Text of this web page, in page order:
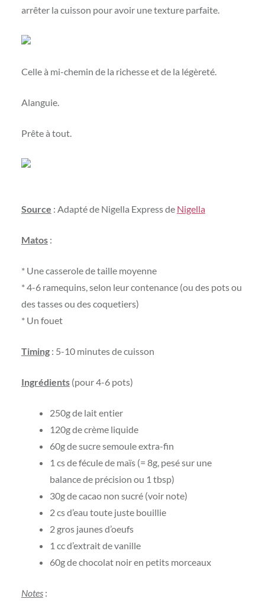
arrêter la cuisson pour avoir une texture parfaite.
Celle à mi-chemin de la richesse et de la légèreté.
Alanguie.
Prête à tout.
Source : Adapté de Nigella Express de Nigella
Matos:
* Une casserole de taille moyenne
* 4-6 ramequins, selon leur contenance (ou des pots ou
des tasses ou des coquetiers)
* Un fouet
Timing: 5-10 minutes de cuisson
Ingrédients(pour 4-6 pots)
250g de lait entier
120g de crème liquide
60g de sucre semoule extra-fin
1 cs de fécule de maïs (= 8g, pesé sur une
balance de précision ou 1 tbsp)
30g de cacao non sucré (voir note)
2 cs d’eau toute juste bouillie
2 gros jaunes d’oeufs
1 cc d’extrait de vanille
60g de chocolat noir en petits morceaux
Notes: